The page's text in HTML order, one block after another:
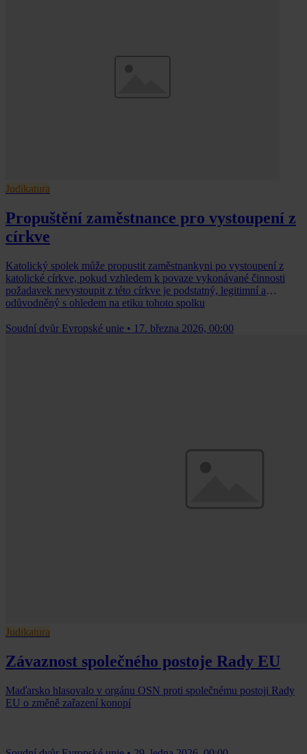
Judikatura
Propuštění zaměstnance pro vystoupení z
církve
Katolický spolek může propustit zaměstnankyni po vystoupení z
katolické církve, pokud vzhledem k povaze vykonávané činnosti
požadavek nevystoupit z této církve je podstatný, legitimní a
odůvodněný s ohledem na etiku tohoto spolku
Soudní dvůr Evropské unie • 17. března 2026, 00:00
Judikatura
Závaznost společného postoje Rady EU
Maďarsko hlasovalo v orgánu OSN proti společnému postoji Rady
EU o změně zařazení konopí